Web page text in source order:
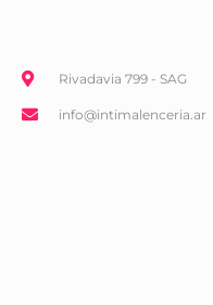
Rivadavia 799 - SAG
info@intimalenceria.ar